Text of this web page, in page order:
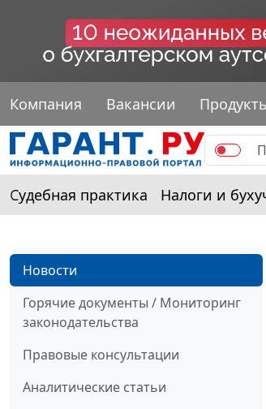
Компания Вакансии
Судебная практика Налоги и
Новости
Горячие документы / Мониторинг
законодательства
Правовые консультации
Аналитические статьи